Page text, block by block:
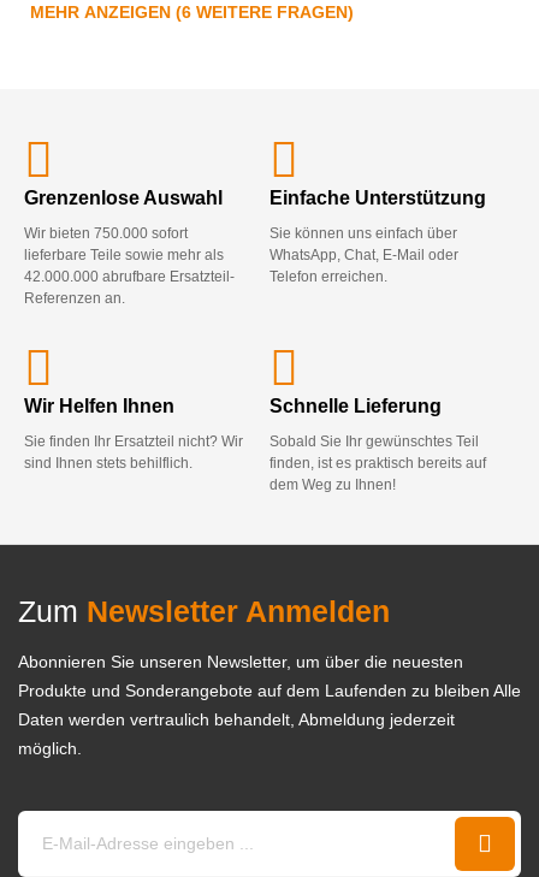
MEHR ANZEIGEN (6 WEITERE FRAGEN)
Grenzenlose Auswahl
Wir bieten 750.000 sofort
lieferbare Teile sowie mehr als
42.000.000 abrufbare Ersatzteil-
Referenzen an.
Einfache Unterstützung
Sie können uns einfach über
WhatsApp, Chat, E-Mail oder
Telefon erreichen.
Wir Helfen Ihnen
Sie finden Ihr Ersatzteil nicht? Wir
sind Ihnen stets behilflich.
Schnelle Lieferung
Sobald Sie Ihr gewünschtes Teil
finden, ist es praktisch bereits auf
dem Weg zu Ihnen!
Zum Newsletter Anmelden
Abonnieren Sie unseren Newsletter, um über die neuesten
Produkte und Sonderangebote auf dem Laufenden zu bleiben Alle
Daten werden vertraulich behandelt, Abmeldung jederzeit
möglich.